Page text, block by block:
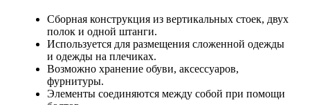
Сборная конструкция из вертикальных стоек, двух
полок и одной штанги.
Используется для размещения сложенной одежды
и одежды на плечиках.
Возможно хранение обуви, аксессуаров,
фурнитуры.
Элементы соединяются между собой при помощи